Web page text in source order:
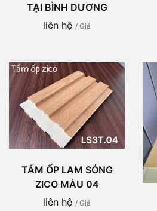
TẠI BÌNH DƯƠNG
liên hệ / Giá
TẤM ỐP LAM SÓNG
ZICO MÀU 04
liên hệ / Giá